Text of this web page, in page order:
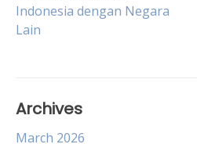
navigation
Indonesia dengan Negara
Lain
Archives
March 2026